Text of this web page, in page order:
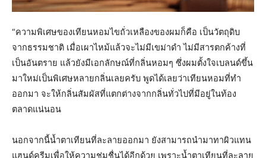
“ความพิเศษของเทียนหอมไขถั่วเหลืองของผมก็คือ เป็นวัตถุดิบ
จากธรรมชาติ เมื่อเผาไหม้แล้วจะไม่มีเขม่าดำ ไม่มีสารตกค้างที่
เป็นอันตราย แล้วยังมีเอกลักษณ์ที่กลิ่นหอมๆ ซึ่งผมตั้งใจเบลนด์ขึ้น
มาใหม่เป็นพิเศษหลายกลิ่นเลยครับ พูดได้เลยว่าเทียนหอมที่ทำ
ออกมา จะให้กลิ่นสัมผัสที่แตกต่างจากกลิ่นทั่วไปที่มีอยู่ในท้อง
ตลาดแน่นอน
นอกจากนี้น้ำตาเทียนที่ละลายออกมา ยังสามารถนำมาทาผิวแทน
แฮนด์ครีมเพื่อให้ความชุ่มชื่นได้อีกด้วย เพราะน้ำตาเทียนที่ละลาย